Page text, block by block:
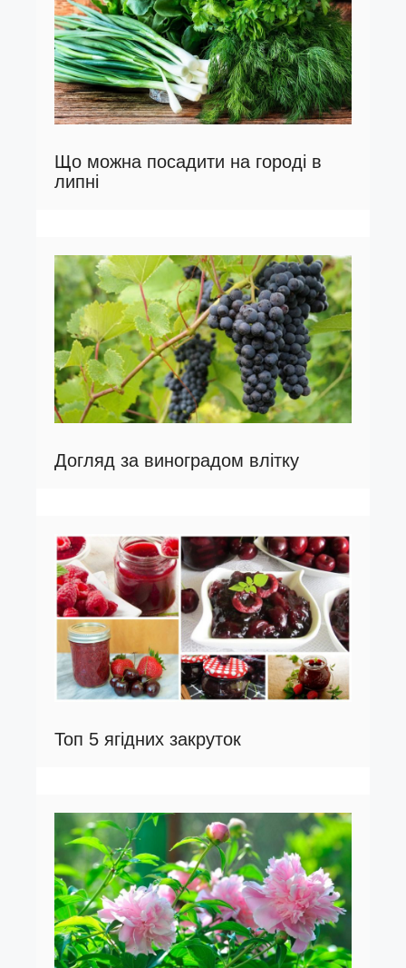
Що можна посадити на городі в
липні
Догляд за виноградом влітку
Топ 5 ягідних закруток